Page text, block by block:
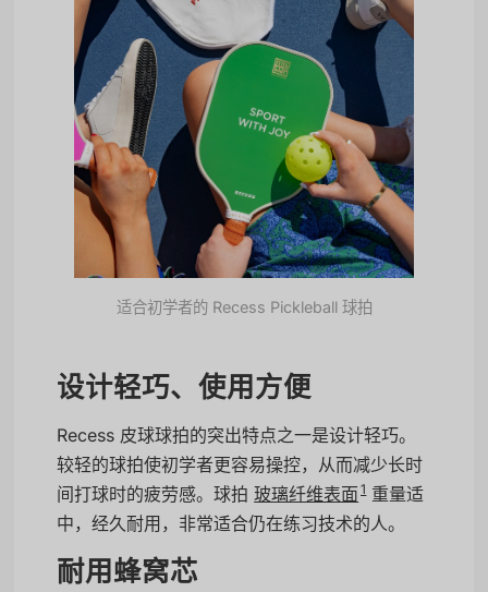
适合初学者的 Recess Pickleball 球拍
设计轻巧、使用方便
Recess 皮球球拍的突出特点之一是设计轻巧。
较轻的球拍使初学者更容易操控，从而减少长时
间打球时的疲劳感。球拍玻璃纤维表面 1重量适
中，经久耐用，非常适合仍在练习技术的人。
耐用蜂窝芯